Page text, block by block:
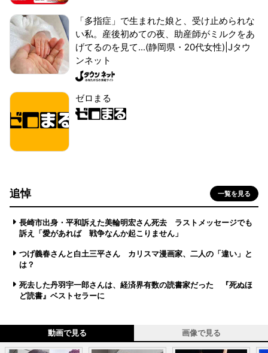
「多指症」で生まれた娘と、受け止められな
い私。産後初めての夜、助産師がミルクをあ
げてるのを見て...(静岡県・20代女性)|Jタウ
ンネット
ゼロまる
追悼 一覧を見る
長崎市出身・平和訴えた美輪明宏さん死去 ラストメッセージでも
訴え「愛があれば 戦争なんか起こりません」
つげ義春さんと白土三平さん カリスマ漫画家、二人の「違い」と
は？
死去した丹羽宇一郎さんは、経済界有数の読書家だった 『死ぬほ
ど読書』ベストセラーに
動画で見る 画像で見る